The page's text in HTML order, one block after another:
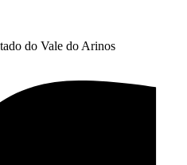
do Vale do Arinos